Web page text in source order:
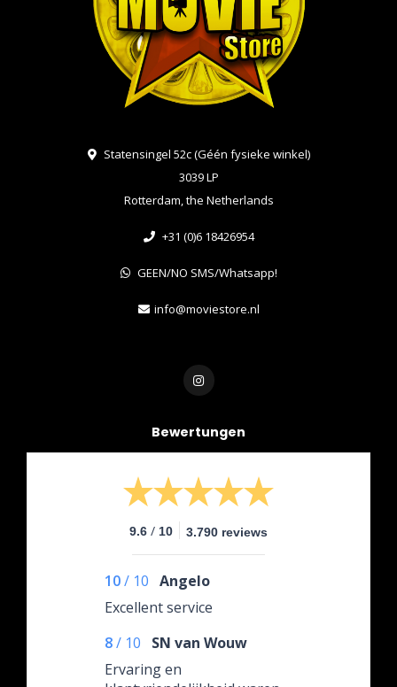
Statensingel 52c (Géén fysieke winkel)
3039 LP
Rotterdam, the Netherlands
+31 (0)6 18426954
GEEN/NO SMS/Whatsapp!
info@moviestore.nl
Bewertungen
9.6 / 10 3.790 reviews
10/ 10 Angelo
Excellent service
8/ 10
SN van Wouw
Ervaring en